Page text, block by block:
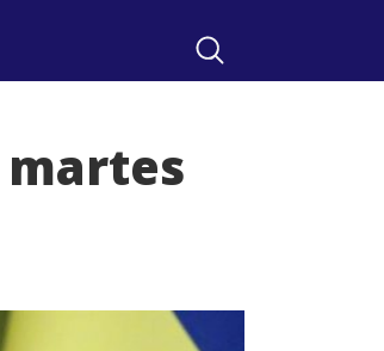
martes